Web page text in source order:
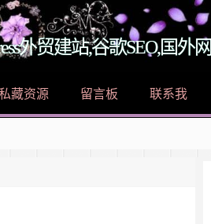
外贸建站,谷歌SEO,国外
藏资源 留言板 联系我